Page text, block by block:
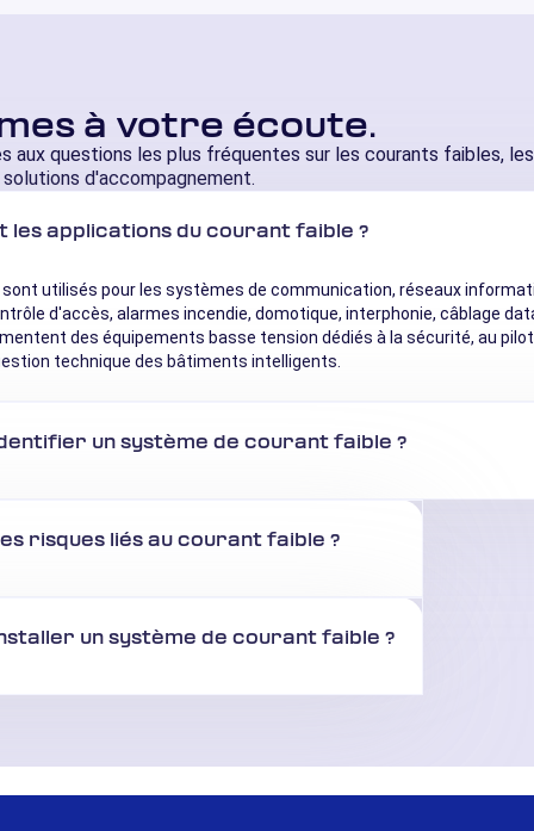
à votre écoute.
aux questions les plus fréquentes sur les courants faibles,
d'accompagnement.
les applications du courant faible ?
utilisés pour les systèmes de communication, réseaux
d'accès, alarmes incendie, domotique, interphonie, câblage
des équipements basse tension dédiés à la sécurité, au
technique des bâtiments intelligents.
un système de courant faible ?
risques liés au courant faible ?
un système de courant faible ?